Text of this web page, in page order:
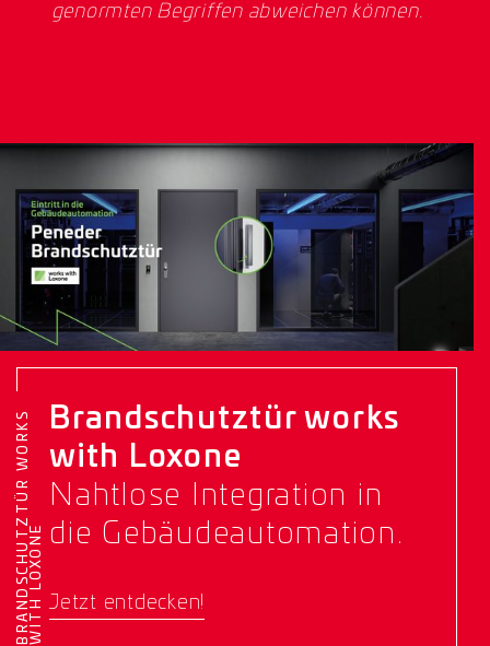
genormten Begriffen abweichen können.
B
R
A
N
D
S
C
H
U
T
Z
T
Ü
R
W
O
R
K
S
W
I
T
H
L
O
X
O
NE
Brandschutztür works
with Loxone
Nahtlose Integration in
die Gebäudeautomation.
Jetzt entdecken!